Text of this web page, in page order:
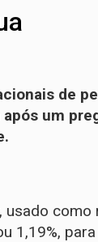
de
um
usado como
1,19%,